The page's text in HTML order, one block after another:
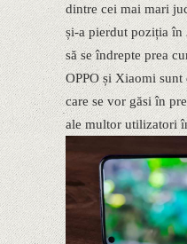
dintre cei mai mari
și-a pierdut poziția
să se îndrepte prea
OPPO și Xiaomi
care se vor găsi în
ale multor utilizatori